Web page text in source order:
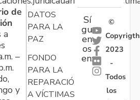
de
a
–
y
DATOS
PARA LA
PAZ
FONDO
PARA LA
REPARACIÓN
A VÍCTIMAS
Sí
gu
en
os
en:
©
Copyrigth
2023
-
Todos
los